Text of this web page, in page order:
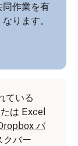
同作業を有
ります。
ている
は Excel
バ
クバー